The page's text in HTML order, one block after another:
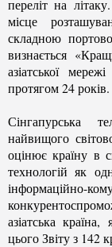
переліт на
місце
складною
визнається
азіатської
протягом 24 років.
Сінгапурська
найвищого
оцінює країну в
технологій як
інформаційно-
азіатська
цього Звіту з 142